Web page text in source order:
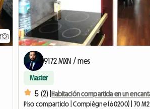
9172 MXN / mes
Master
5 (2) |
Piso compartido | Compiègne (60200) | 70 M2